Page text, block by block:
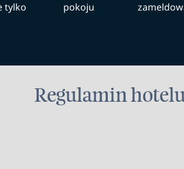
tylko
pokoju
Regulamin